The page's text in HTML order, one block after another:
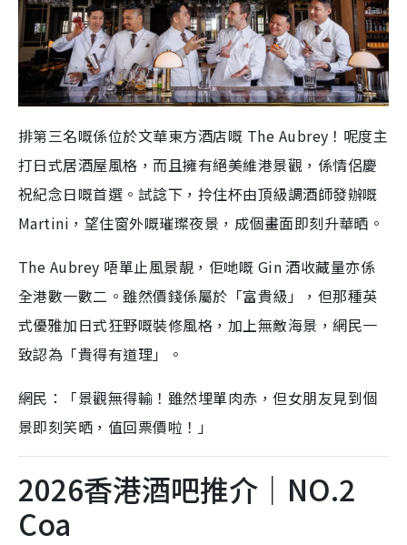
排第三名嘅係位於文華東方酒店嘅 The Aubrey！呢度主
打日式居酒屋風格，而且擁有絕美維港景觀，係情侶慶
祝紀念日嘅首選。試諗下，拎住杯由頂級調酒師發辦嘅
Martini，望住窗外嘅璀璨夜景，成個畫面即刻升華晒。
The Aubrey 唔單止風景靚，佢哋嘅 Gin 酒收藏量亦係
全港數一數二。雖然價錢係屬於「富貴級」，但那種英
式優雅加日式狂野嘅裝修風格，加上無敵海景，網民一
致認為「貴得有道理」。
網民：「景觀無得輸！雖然埋單肉赤，但女朋友見到個
景即刻笑晒，值回票價啦！」
2026香港酒吧推介｜NO.2
Coa